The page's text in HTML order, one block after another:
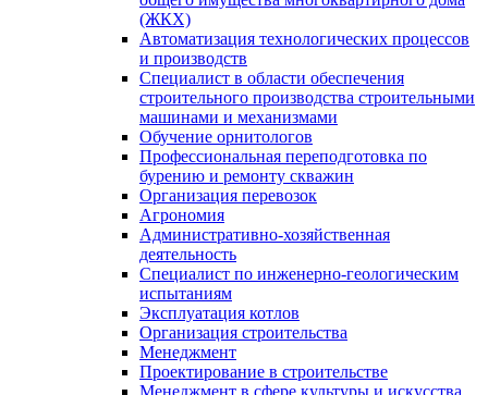
(ЖКХ)
Автоматизация технологических процессов
и производств
Специалист в области обеспечения
строительного производства строительными
машинами и механизмами
Обучение орнитологов
Профессиональная переподготовка по
бурению и ремонту скважин
Организация перевозок
Агрономия
Административно-хозяйственная
деятельность
Специалист по инженерно-геологическим
испытаниям
Эксплуатация котлов
Организация строительства
Менеджмент
Проектирование в строительстве
Менеджмент в сфере культуры и искусства